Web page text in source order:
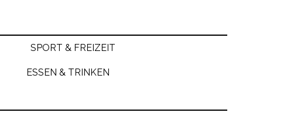
SPORT & FREIZEIT
ESSEN & TRINKEN